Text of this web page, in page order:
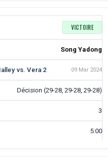
VICTOIRE
Song Yadong
vs. Vera 2 09 Mar 2024
Décision (29-28, 29-28, 29-28)
3
5:00